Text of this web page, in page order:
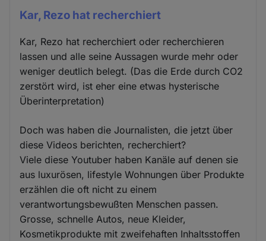
Kar, Rezo hat recherchiert
Kar, Rezo hat recherchiert oder recherchieren
lassen und alle seine Aussagen wurde mehr oder
weniger deutlich belegt. (Das die Erde durch CO2
zerstört wird, ist eher eine etwas hysterische
Überinterpretation)
Doch was haben die Journalisten, die jetzt über
diese Videos berichten, recherchiert?
Viele diese Youtuber haben Kanäle auf denen sie
aus luxurösen, lifestyle Wohnungen über Produkte
erzählen die oft nicht zu einem
verantwortungsbewußten Menschen passen.
Grosse, schnelle Autos, neue Kleider,
Kosmetikprodukte mit zweifehaften Inhaltsstoffen